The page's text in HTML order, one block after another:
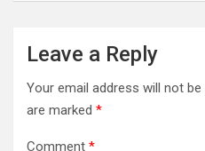
Leave a Reply
Your email address will not be
are marked *
Comment *